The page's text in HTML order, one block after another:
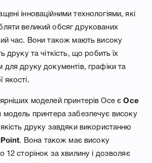
інноваційними технологіями, які
великий обсяг друкованих
час. Вони також мають високу
друку та чіткість, що робить їх
для друку документів, графіки та
якості.
моделей принтерів Oce єOce
модель принтера забезпечує високу
друку завдяки використанню
. Вона також має високу
12 сторінок за хвилину і дозволяє